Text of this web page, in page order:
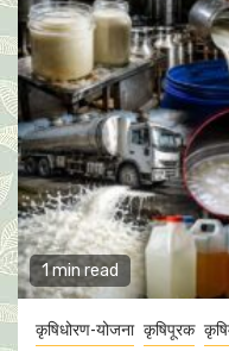
1 min read
कृषिधोरण-योजना कृषिपूरक